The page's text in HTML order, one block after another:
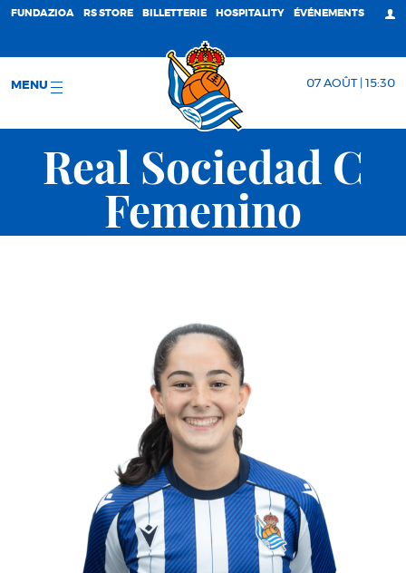
FUNDAZIOA RS STORE BILLETTERIE HOSPITALITY ÉVÉNEMENTS
MENU 07 AOÛT | 15:30
Real Sociedad C
Femenino